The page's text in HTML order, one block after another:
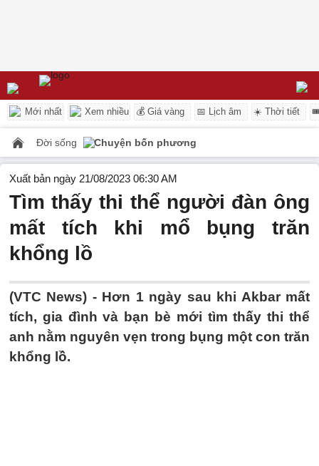
Mới nhất Xem nhiều 💰 Giá vàng 📅 Lịch âm ☀️ Thời tiết
Đời sống Chuyện bốn phương
Xuất bản ngày 21/08/2023 06:30 AM
Tìm thấy thi thể người đàn ông
mất tích khi mổ bụng trăn
khổng lồ
(VTC News) - Hơn 1 ngày sau khi Akbar mất
tích, gia đình và bạn bè mới tìm thấy thi thể
anh nằm nguyên vẹn trong bụng một con trăn
khổng lồ.